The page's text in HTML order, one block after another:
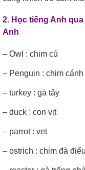
2. Học tiếng Anh
Anh
– Owl : chim cú
– Penguin : chim cánh
– turkey : gà tây
– duck : con vịt
– parrot : vẹt
– ostrich : chim đà điểu